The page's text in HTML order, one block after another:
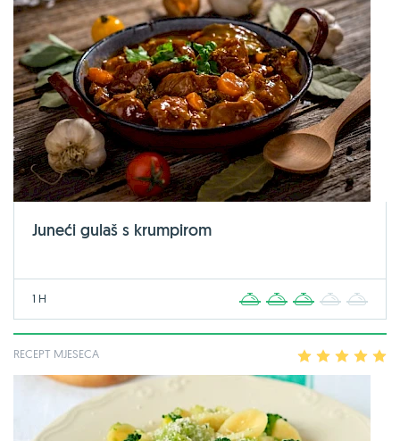
Juneći gulaš s krumpirom
1 H 2 3 4
RECEPT MJESECA 2 3 4